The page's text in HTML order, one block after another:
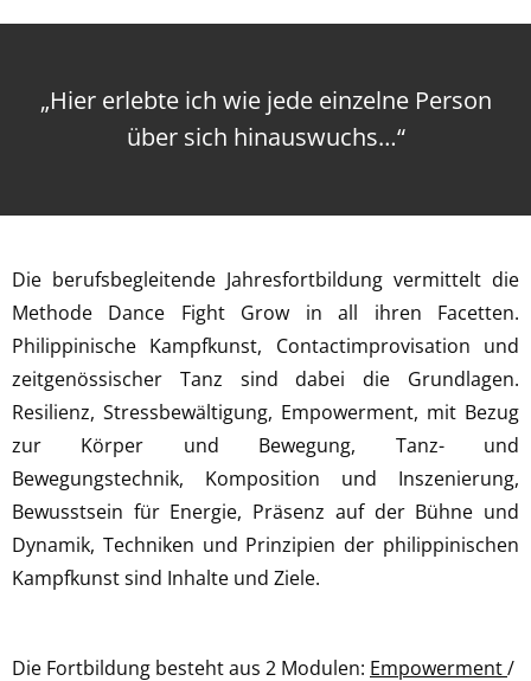
„Hier erlebte ich wie jede einzelne Person
über sich hinauswuchs…“
Die berufsbegleitende Jahresfortbildung vermittelt die
Methode Dance Fight Grow in all ihren Facetten.
Philippinische Kampfkunst, Contactimprovisation und
zeitgenössischer Tanz sind dabei die Grundlagen.
Resilienz, Stressbewältigung, Empowerment, mit Bezug
zur Körper und Bewegung, Tanz- und
Bewegungstechnik, Komposition und Inszenierung,
Bewusstsein für Energie, Präsenz auf der Bühne und
Dynamik, Techniken und Prinzipien der philippinischen
Kampfkunst sind Inhalte und Ziele.
Die Fortbildung besteht aus 2 Modulen: Empowerment/